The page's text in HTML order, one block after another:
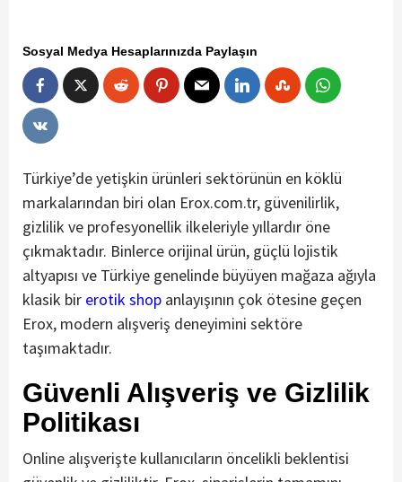
Sosyal Medya Hesaplarınızda Paylaşın
Türkiye’de yetişkin ürünleri sektörünün en köklü
markalarından biri olan Erox.com.tr, güvenilirlik,
gizlilik ve profesyonellik ilkeleriyle yıllardır öne
çıkmaktadır. Binlerce orijinal ürün, güçlü lojistik
altyapısı ve Türkiye genelinde büyüyen mağaza ağıyla
klasik bir erotik shop anlayışının çok ötesine geçen
Erox, modern alışveriş deneyimini sektöre
taşımaktadır.
Güvenli Alışveriş ve Gizlilik
Politikası
Online alışverişte kullanıcıların öncelikli beklentisi